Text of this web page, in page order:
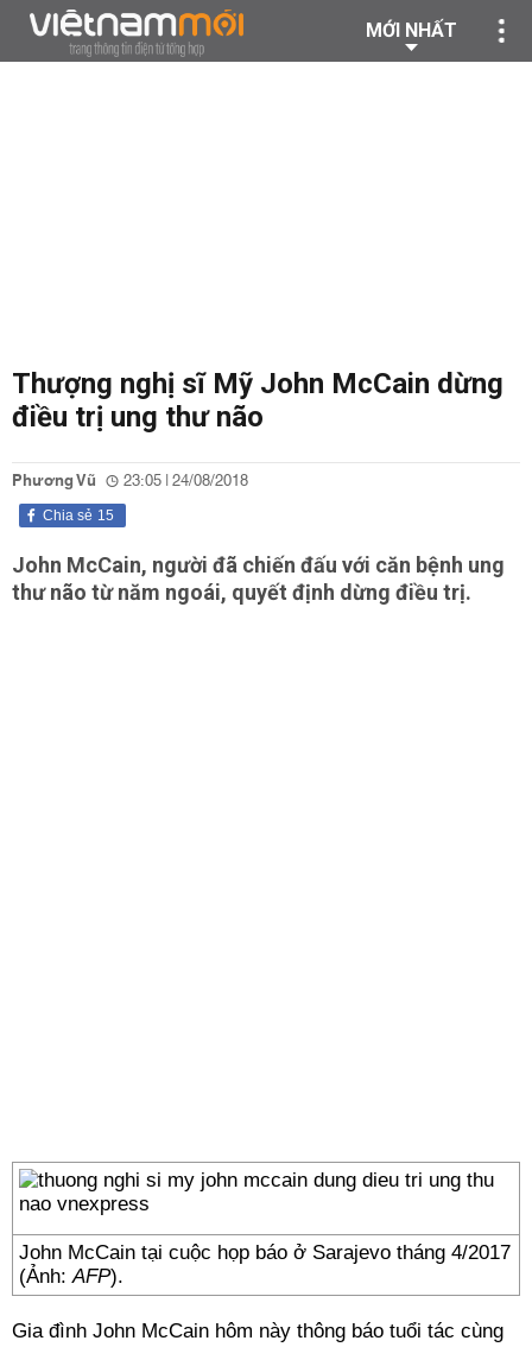
MỚI NHẤT
Thượng nghị sĩ Mỹ John McCain dừng
điều trị ung thư não
Phương Vũ 23:05 | 24/08/2018
15
Chia sẻ
John McCain, người đã chiến đấu với căn bệnh ung
thư não từ năm ngoái, quyết định dừng điều trị.
John McCain tại cuộc họp báo ở Sarajevo tháng 4/2017
(Ảnh:AFP).
Gia đình John McCain hôm này thông báo tuổi tác cùng